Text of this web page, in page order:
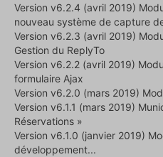
Version v6.2.4 (avril 2019)
nouveau système de capture
Version v6.2.3 (avril 2019)
Gestion du ReplyTo
Version v6.2.2 (avril 2019)
formulaire Ajax
Version v6.2.0 (mars 2019)
Version v6.1.1 (mars 2019)
Réservations »
Version v6.1.0 (janvier 2019)
développement...